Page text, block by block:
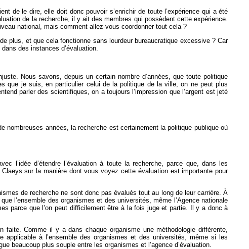
de le dire, elle doit donc pouvoir s’enrichir de toute l’expérience qui a été
de la recherche, il y ait des membres qui possèdent cette expérience.
national, mais comment allez-vous coordonner tout cela ?
plus, et que cela fonctionne sans lourdeur bureaucratique excessive ? Car
des instances d’évaluation.
Nous savons, depuis un certain nombre d’années, que toute politique
que je suis, en particulier celui de la politique de la ville, on ne peut plus
parler des scientifiques, on a toujours l’impression que l’argent est jeté
années, la recherche est certainement la politique publique où
l’idée d’étendre l’évaluation à toute la recherche, parce que, dans les
sur la manière dont vous voyez cette évaluation est importante pour
de recherche ne sont donc pas évalués tout au long de leur carrière. À
l’ensemble des organismes et des universités, même l’Agence nationale
parce que l’on peut difficilement être à la fois juge et partie. Il y a donc à
Comme il y a dans chaque organisme une méthodologie différente,
applicable à l’ensemble des organismes et des universités, même si les
beaucoup plus souple entre les organismes et l’agence d’évaluation.